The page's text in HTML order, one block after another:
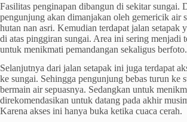
Fasilitas penginapan dibangun di sekitar sungai.
pengunjung akan dimanjakan oleh gemericik air
hutan nan asri. Kemudian terdapat jalan setapak
di atas pinggiran sungai. Area ini sering menjadi
untuk menikmati pemandangan sekaligus berfoto.
Selanjutnya dari jalan setapak ini juga terdapat
ke sungai. Sehingga pengunjung bebas turun ke
bermain air sepuasnya. Sedangkan untuk
direkomendasikan untuk datang pada akhir
Karena akses ini hanya buka ketika cuaca cerah.